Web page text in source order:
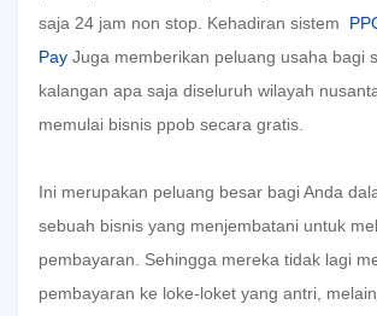
saja 24 jam non stop. Kehadiran sistem
Pay Juga memberikan peluang usaha bagi
kalangan apa saja diseluruh wilayah
memulai bisnis ppob secara gratis.
Ini merupakan peluang besar bagi Anda
sebuah bisnis yang menjembatani untuk
pembayaran. Sehingga mereka tidak lagi
pembayaran ke loke-loket yang antri,